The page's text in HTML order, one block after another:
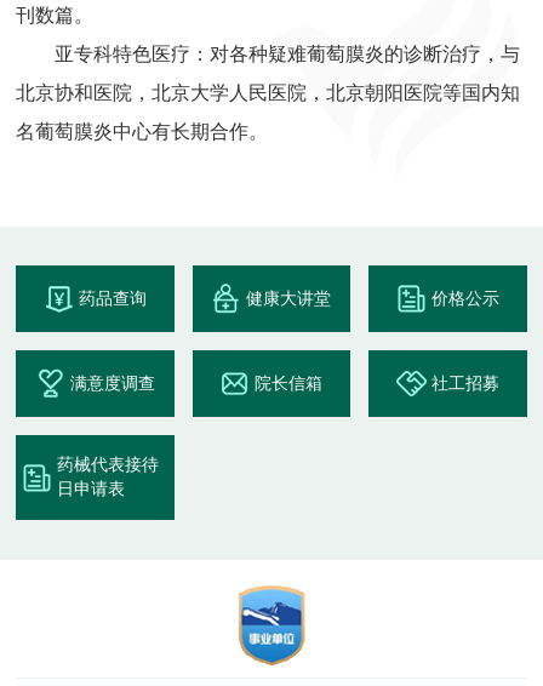
刊数篇。
亚专科特色医疗：对各种疑难葡萄膜炎的诊断治疗，与
北京协和医院，北京大学人民医院，北京朝阳医院等国内知
名葡萄膜炎中心有长期合作。
药品查询 健康大讲堂 价格公示
满意度调查 院长信箱 社工招募
药械代表接待
日申请表